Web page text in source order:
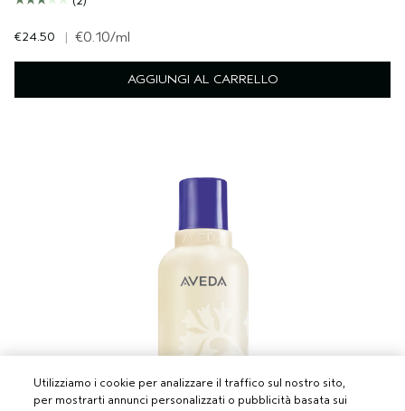
€24.50 | €0.10/ml
AGGIUNGI AL CARRELLO
Utilizziamo i cookie per analizzare il traffico sul nostro sito,
per mostrarti annunci personalizzati o pubblicità basata sui